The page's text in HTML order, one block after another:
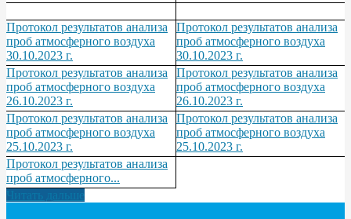
Протокол результатов анализа
проб атмосферного воздуха
30.10.2023 г.
Протокол результатов анализа
проб атмосферного воздуха
30.10.2023 г.
Протокол результатов анализа
проб атмосферного воздуха
26.10.2023 г.
Протокол результатов анализа
проб атмосферного воздуха
26.10.2023 г.
Протокол результатов анализа
проб атмосферного воздуха
25.10.2023 г.
Протокол результатов анализа
проб атмосферного воздуха
25.10.2023 г.
Протокол результатов анализа
проб атмосферного...
Читать дальше